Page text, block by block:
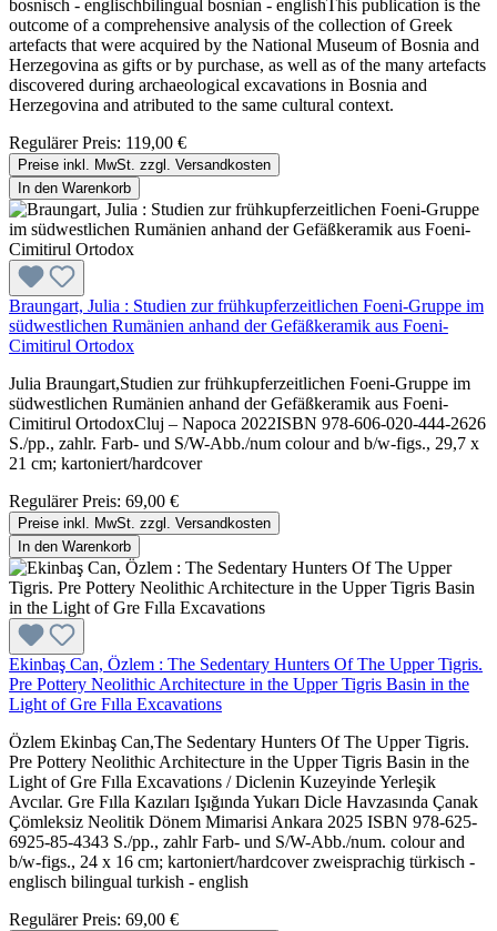
bosnisch - englischbilingual bosnian - englishThis publication is the
outcome of a comprehensive analysis of the collection of Greek
artefacts that were acquired by the National Museum of Bosnia and
Herzegovina as gifts or by purchase, as well as of the many artefacts
discovered during archaeological excavations in Bosnia and
Herzegovina and atributed to the same cultural context.
Regulärer Preis: 119,00 €
Preise inkl. MwSt. zzgl. Versandkosten
In den Warenkorb
Braungart, Julia : Studien zur frühkupferzeitlichen Foeni-Gruppe im
südwestlichen Rumänien anhand der Gefäßkeramik aus Foeni-
Cimitirul Ortodox
Julia Braungart,Studien zur frühkupferzeitlichen Foeni-Gruppe im
südwestlichen Rumänien anhand der Gefäßkeramik aus Foeni-
Cimitirul OrtodoxCluj – Napoca 2022ISBN 978-606-020-444-2626
S./pp., zahlr. Farb- und S/W-Abb./num colour and b/w-figs., 29,7 x
21 cm; kartoniert/hardcover
Regulärer Preis: 69,00 €
Preise inkl. MwSt. zzgl. Versandkosten
In den Warenkorb
Ekinbaş Can, Özlem : The Sedentary Hunters Of The Upper Tigris.
Pre Pottery Neolithic Architecture in the Upper Tigris Basin in the
Light of Gre Fılla Excavations
Özlem Ekinbaş Can,The Sedentary Hunters Of The Upper Tigris.
Pre Pottery Neolithic Architecture in the Upper Tigris Basin in the
Light of Gre Fılla Excavations / Diclenin Kuzeyinde Yerleşik
Avcılar. Gre Fılla Kazıları Işığında Yukarı Dicle Havzasında Çanak
Çömleksiz Neolitik Dönem Mimarisi Ankara 2025 ISBN 978-625-
6925-85-4343 S./pp., zahlr Farb- und S/W-Abb./num. colour and
b/w-figs., 24 x 16 cm; kartoniert/hardcover zweisprachig türkisch -
englisch bilingual turkish - english
Regulärer Preis: 69,00 €